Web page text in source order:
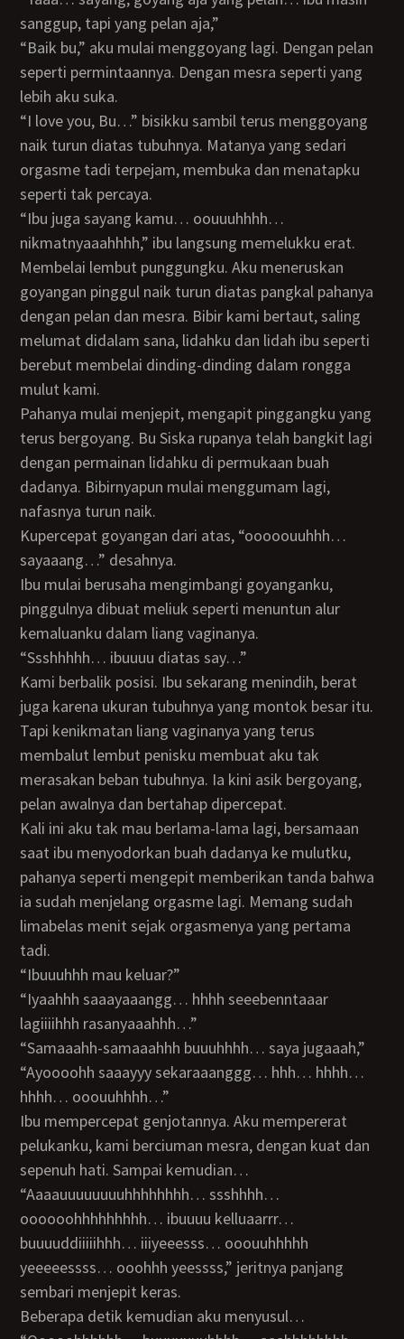
sanggup, tapi yang pelan aja,”
“baik bu,” aku mulai menggoyang lagi. Dengan pelan
seperti permintaannya. Dengan mesra seperti yang
lebih aku suka.
“I love you, Bu…” bisikku sambil terus menggoyang
naik turun diatas tubuhnya. Matanya yang sedari
orgasme tadi terpejam, membuka dan menatapku
seperti tak percaya.
“ibu juga sayang kamu… oouuuhhhh…
nikmatnyaaahhhh,” ibu langsung memelukku erat.
Membelai lembut punggungku. Aku meneruskan
goyangan pinggul naik turun diatas pangkal pahanya
dengan pelan dan mesra. Bibir kami bertaut, saling
melumat didalam sana, lidahku dan lidah ibu seperti
berebut membelai dinding-dinding dalam rongga
mulut kami.
Pahanya mulai menjepit, mengapit pinggangku yang
terus bergoyang. Bu Siska rupanya telah bangkit lagi
dengan permainan lidahku di permukaan buah
dadanya. Bibirnyapun mulai menggumam lagi,
nafasnya turun naik.
Kupercepat goyangan dari atas, “ooooouuhhh…
sayaaang…” desahnya.
Ibu mulai berusaha mengimbangi goyanganku,
pinggulnya dibuat meliuk seperti menuntun alur
kemaluanku dalam liang vaginanya.
“ssshhhhh… ibuuuu diatas say…”
Kami berbalik posisi. Ibu sekarang menindih, berat
juga karena ukuran tubuhnya yang montok besar itu.
Tapi kenikmatan liang vaginanya yang terus
membalut lembut penisku membuat aku tak
merasakan beban tubuhnya. Ia kini asik bergoyang,
pelan awalnya dan bertahap dipercepat.
Kali ini aku tak mau berlama-lama lagi, bersamaan
saat ibu menyodorkan buah dadanya ke mulutku,
pahanya seperti mengepit memberikan tanda bahwa
ia sudah menjelang orgasme lagi. Memang sudah
limabelas menit sejak orgasmenya yang pertama
tadi.
“ibuuuhhh mau keluar?”
“iyaahhh saaayaaangg… hhhh seeebenntaaar
lagiiiihhh rasanyaaahhh…”
“samaaahh-samaaahhh buuuhhhh… saya jugaaah,”
“ayoooohh saaayyy sekaraaanggg… hhh… hhhh…
hhhh… ooouuhhhh…”
ibu mempercepat genjotannya. Aku mempererat
pelukanku, kami berciuman mesra, dengan kuat dan
sepenuh hati. Sampai kemudian…
“aaaauuuuuuuuhhhhhhhh… ssshhhh…
oooooohhhhhhhhh… ibuuuu kelluaarrr…
buuuuddiiiiihhh… iiiyeeesss… ooouuhhhhh
yeeeeessss… ooohhh yeessss,” jeritnya panjang
sembari menjepit keras.
Beberapa detik kemudian aku menyusul…